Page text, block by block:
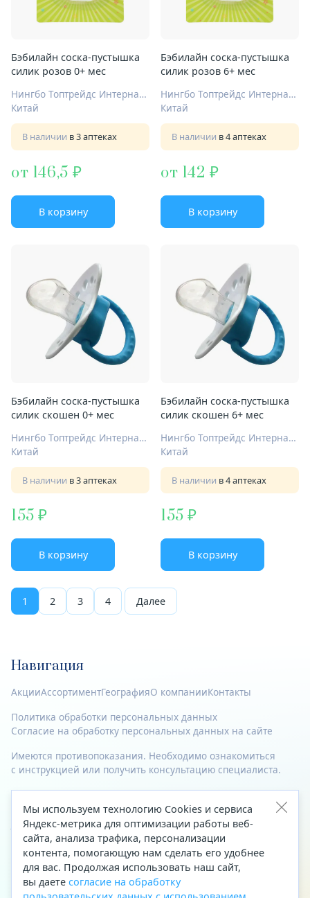
Бэбилайн соска-пустышка
силик розов 0+ мес
Нингбо Топтрейдс Интернационал Ко Лтд
Китай
В наличии в 3 аптеках
от 146,5
В корзину
Бэбилайн соска-пустышка
силик розов 6+ мес
Нингбо Топтрейдс Интернационал Ко Лтд
Китай
В наличии в 4 аптеках
от 142
В корзину
Бэбилайн соска-пустышка
силик скошен 0+ мес
Нингбо Топтрейдс Интернационал Ко Лтд
Китай
В наличии в 3 аптеках
155
В корзину
Бэбилайн соска-пустышка
силик скошен 6+ мес
Нингбо Топтрейдс Интернационал Ко Лтд
Китай
В наличии в 4 аптеках
155
В корзину
1 2 3 4 Далее
Навигация
АкцииАссортиментГеографияО компанииКонтакты
Политика обработки персональных данных
Согласие на обработку персональных данных на сайте
Имеются противопоказания. Необходимо ознакомиться
с инструкцией или получить консультацию специалиста.
© 2023—2026 Все права защищены.
Адрес
Архангельск, ул. Папанина, д. 19 (вход в здание со стороны
автоцентра «Тойота»)
Приемная Генерального директора
Мы используем технологию Cookies и сервиса
Яндекс-метрика для оптимизации работы веб-
сайта, анализа трафика, персонализации
контента, помогающую нам сделать его удобнее
для вас. Продолжая использовать наш сайт,
вы даете согласие на обработку